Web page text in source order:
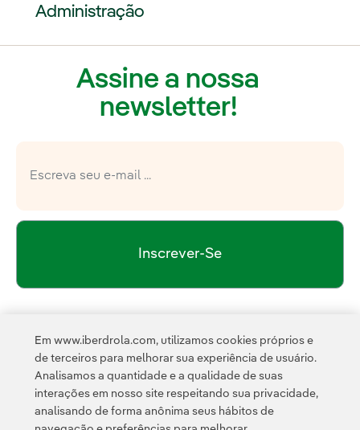
Administração
abra em uma nova aba.
Link externo, abra em uma
Assine a nossa
newsletter!
Inscrever-Se
Esta página é protegida pelo reCAPTCHA e pelaPolítica de
Privacidade
Termos de Serviço do Google
Em www.iberdrola.com, utilizamos cookies próprios e
de terceiros para melhorar sua experiência de usuário.
Analisamos a quantidade e a qualidade de suas
interações em nosso site respeitando sua privacidade,
analisando de forma anônima seus hábitos de